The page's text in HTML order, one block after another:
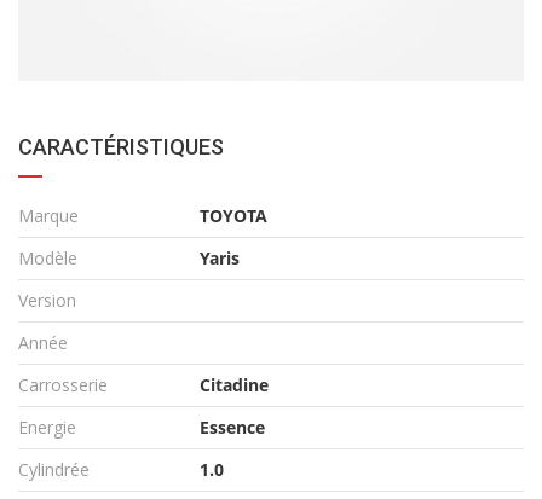
CARACTÉRISTIQUES
Marque
TOYOTA
Modèle
Yaris
Version
Année
Carrosserie
Citadine
Energie
Essence
Cylindrée
1.0